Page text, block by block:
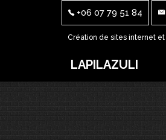
+06 07 79 51 84
Création de sites internet et
LAPILAZULI